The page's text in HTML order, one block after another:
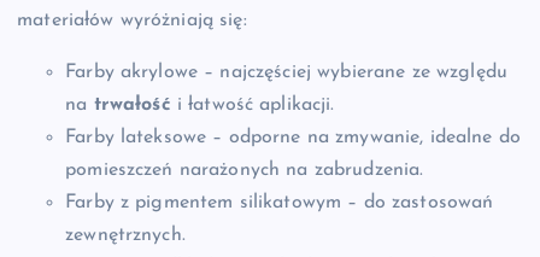
materiałów wyróżniają się:
Farby akrylowe – najczęściej wybierane ze względu
na trwałość i łatwość aplikacji.
Farby lateksowe – odporne na zmywanie, idealne do
pomieszczeń narażonych na zabrudzenia.
Farby z pigmentem silikatowym – do zastosowań
zewnętrznych.